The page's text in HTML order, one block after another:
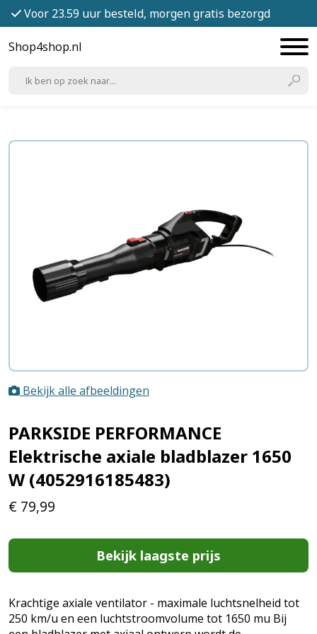
Voor 23.59 uur besteld, morgen gratis bezorgd
Shop4shop.nl
Bekijk alle afbeeldingen
PARKSIDE PERFORMANCE
Elektrische axiale bladblazer 1650
W (4052916185483)
€ 79,99
Bekijk laagste prijs
Krachtige axiale ventilator - maximale luchtsnelheid tot
250 km/u en een luchtstroomvolume tot 1650 mu Bij